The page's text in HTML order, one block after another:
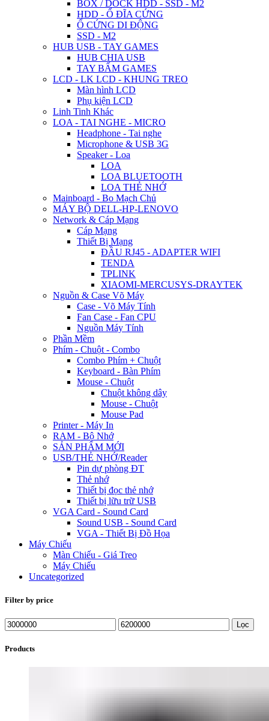
BOX / DOCK HDD - SSD - M2
HDD - Ổ ĐĨA CỨNG
Ổ CỨNG DI ĐỘNG
SSD - M2
HUB USB - TAY GAMES
HUB CHIA USB
TAY BẤM GAMES
LCD - LK LCD - KHUNG TREO
Màn hình LCD
Phụ kiện LCD
Linh Tinh Khác
LOA - TAI NGHE - MICRO
Headphone - Tai nghe
Microphone & USB 3G
Speaker - Loa
LOA
LOA BLUETOOTH
LOA THẺ NHỚ
Mainboard - Bo Mạch Chủ
MÁY BỘ DELL-HP-LENOVO
Network & Cáp Mạng
Cáp Mạng
Thiết Bị Mạng
ĐẦU RJ45 - ADAPTER WIFI
TENDA
TPLINK
XIAOMI-MERCUSYS-DRAYTEK
Nguồn & Case Võ Máy
Case - Võ Máy Tính
Fan Case - Fan CPU
Nguồn Máy Tính
Phần Mềm
Phím - Chuột - Combo
Combo Phím + Chuột
Keyboard - Bàn Phím
Mouse - Chuột
Chuột không dây
Mouse - Chuột
Mouse Pad
Printer - Máy In
RAM - Bộ Nhớ
SẢN PHẨM MỚI
USB/THẺ NHỚ/Reader
Pin dự phòng ĐT
Thẻ nhớ
Thiết bị đọc thẻ nhớ
Thiết bị lữu trữ USB
VGA Card - Sound Card
Sound USB - Sound Card
VGA - Thiết Bị Đồ Họa
Máy Chiếu
Màn Chiếu - Giá Treo
Máy Chiếu
Uncategorized
Filter by price
Lọc
Products